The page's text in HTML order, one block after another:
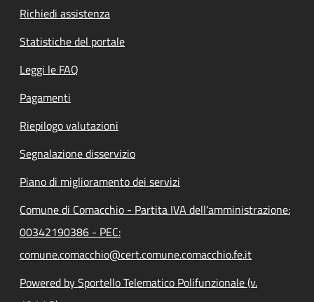
Richiedi assistenza
Statistiche del portale
Leggi le FAQ
Pagamenti
Riepilogo valutazioni
Segnalazione disservizio
Piano di miglioramento dei servizi
Comune di Comacchio - Partita IVA dell'amministrazione:
00342190386 - PEC:
comune.comacchio@cert.comune.comacchio.fe.it
Powered by Sportello Telematico Polifunzionale (v.